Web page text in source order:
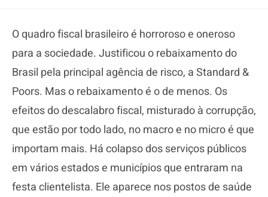
O quadro fiscal brasileiro é horroroso e oneroso
para a sociedade. Justificou o rebaixamento do
Brasil pela principal agência de risco, a Standard &
Poors. Mas o rebaixamento é o de menos. Os
efeitos do descalabro fiscal, misturado à corrupção,
que estão por todo lado, no macro e no micro é que
importam mais. Há colapso dos serviços públicos
em vários estados e municípios que entraram na
festa clientelista. Ele aparece nos postos de saúde